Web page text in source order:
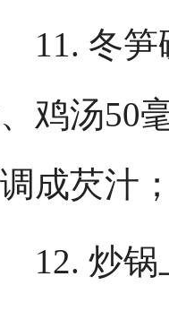
冬笋
鸡汤50
成芡汁
炒锅